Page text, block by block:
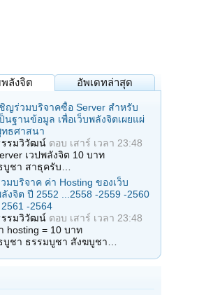
พลังจิต อัพเดทล่าสุด
ญร่วมบริจาคซื้อ Server สำหรับ
นฐานข้อมูล เพื่อเว็บพลังจิตเผยแผ่
ธศาสนา
รรมวิวัฒน์ ตอบ เสาร์ เวลา 23:48
เวปพลังจิต 10 บาท
บูชา สาธุครับ…
มบริจาค ค่า Hosting ของเว็บ
งจิต ปี 2552 ...2558 -2559 -2560
-2564
รรมวิวัฒน์ ตอบ เสาร์ เวลา 23:48
hosting = 10 บาท
บูชา ธรรมบูชา สังฆบูชา…